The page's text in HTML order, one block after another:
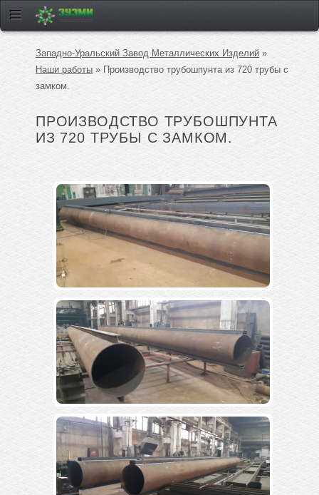
Западно-Уральский Завод Металлических Изделий »
Наши работы » Производство трубошпунта из 720 трубы с
замком.
ПРОИЗВОДСТВО ТРУБОШПУНТА
ИЗ 720 ТРУБЫ С ЗАМКОМ.